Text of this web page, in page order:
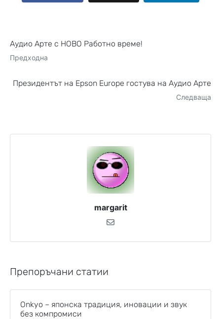
Аудио Арте с НОВО Работно време!
Предходна
Президентът на Epson Europe гостува на Аудио Арте
Следваща
margarit
Препоръчани статии
Onkyo – японска традиция, иновации и звук
без компромиси